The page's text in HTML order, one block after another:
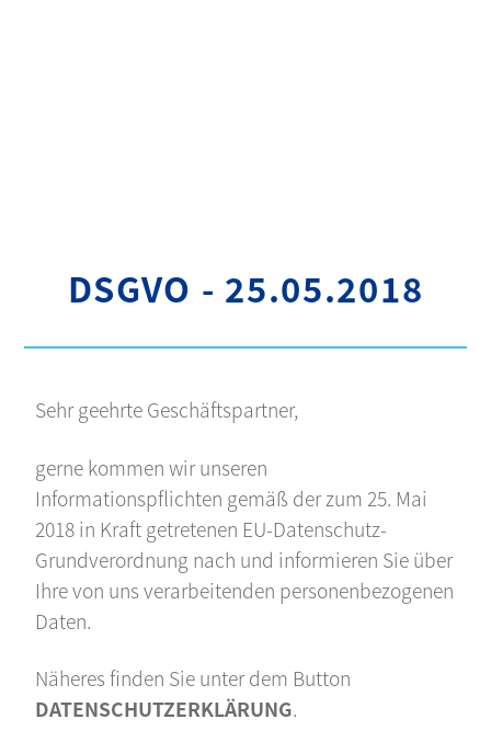
DSGVO - 25.05.2018
Sehr geehrte Geschäftspartner,
gerne kommen wir unseren
Informationspflichten gemäß der zum 25. Mai
2018 in Kraft getretenen EU-Datenschutz-
Grundverordnung nach und informieren Sie über
Ihre von uns verarbeitenden personenbezogenen
Daten.
Näheres finden Sie unter dem Button
DATENSCHUTZERKLÄRUNG.